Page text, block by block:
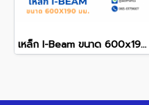
เหล็ก I-Beam ขนาด 600x190 mm.